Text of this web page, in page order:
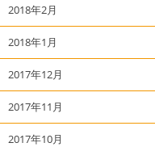
2018年2月
2018年1月
2017年12月
2017年11月
2017年10月